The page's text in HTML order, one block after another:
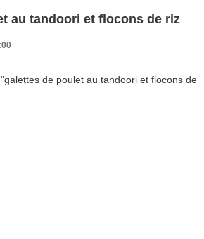
au tandoori et flocons de riz